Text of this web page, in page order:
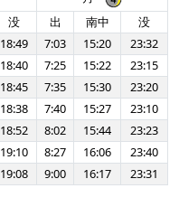
没 出 南中
没
18:49 7:03 15:20
23:32
18:40 7:25 15:22
23:15
18:45 7:35 15:30
23:20
18:38 7:40 15:27
23:10
18:52 8:02 15:44
23:23
19:10 8:27 16:06
23:40
19:08 9:00 16:17 23:31